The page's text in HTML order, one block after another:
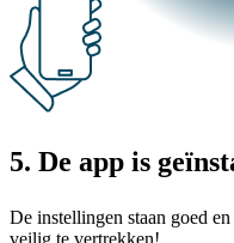
5. De app is
De instellingen staan goed
veilig te vertrekken!